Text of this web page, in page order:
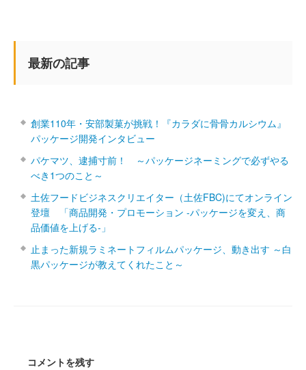
最新の記事
創業110年・安部製菓が挑戦！『カラダに骨骨カルシウム』
パッケージ開発インタビュー
パケマツ、逮捕寸前！ ～パッケージネーミングで必ずやる
べき1つのこと～
土佐フードビジネスクリエイター（土佐FBC)にてオンライン
登壇 「商品開発・プロモーション ‐パッケージを変え、商
品価値を上げる‐」
止まった新規ラミネートフィルムパッケージ、動き出す ～白
黒パッケージが教えてくれたこと～
コメントを残す